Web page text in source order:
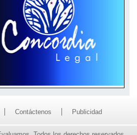
Contáctenos Publicidad